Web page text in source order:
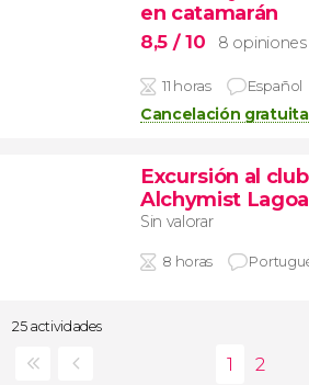
en catamarán
8,5 / 10 8 opiniones
11 horas Español
Cancelación gratuita
Excursión al
Alchymist
Sin valorar
8 horas
25 actividades